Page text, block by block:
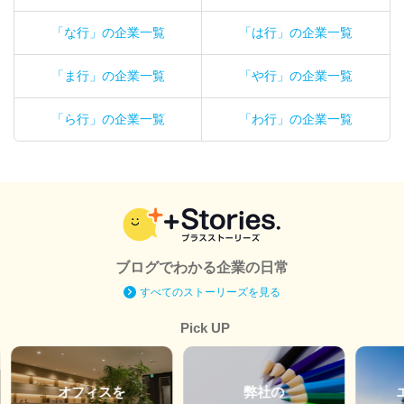
「な行」の企業一覧 「は行」の企業一覧
「ま行」の企業一覧 「や行」の企業一覧
「ら行」の企業一覧 「わ行」の企業一覧
ブログでわかる企業の日常
すべてのストーリーズを見る
Pick UP
オフィスを
弊社の